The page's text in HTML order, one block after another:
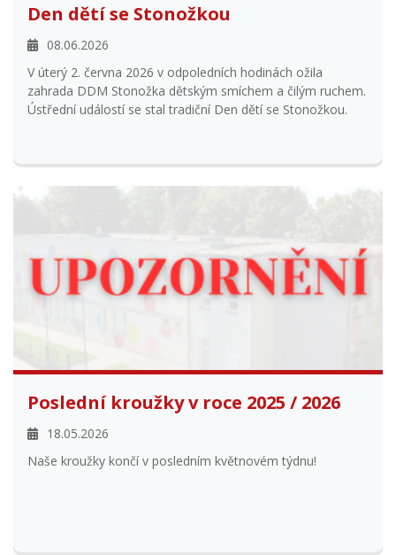
Den dětí se Stonožkou
08.06.2026
V úterý 2. června 2026 v odpoledních hodinách ožila
zahrada DDM Stonožka dětským smíchem a čilým ruchem.
Ústřední událostí se stal tradiční Den dětí se Stonožkou.
Poslední kroužky v roce 2025 / 2026
18.05.2026
Naše kroužky končí v posledním květnovém týdnu!